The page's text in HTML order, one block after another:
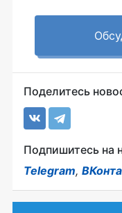
Поделитесь
Подпишитесь на
Telegram,